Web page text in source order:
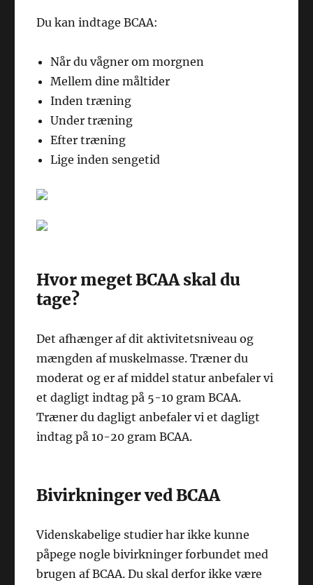
Du kan indtage BCAA:
Når du vågner om morgnen
Mellem dine måltider
Inden træning
Under træning
Efter træning
Lige inden sengetid
Hvor meget BCAA skal du
tage?
Det afhænger af dit aktivitetsniveau og
mængden af muskelmasse. Træner du
moderat og er af middel statur anbefaler vi
et dagligt indtag på 5-10 gram BCAA.
Træner du dagligt anbefaler vi et dagligt
indtag på 10-20 gram BCAA.
Bivirkninger ved BCAA
Videnskabelige studier har ikke kunne
påpege nogle bivirkninger forbundet med
brugen af BCAA. Du skal derfor ikke være